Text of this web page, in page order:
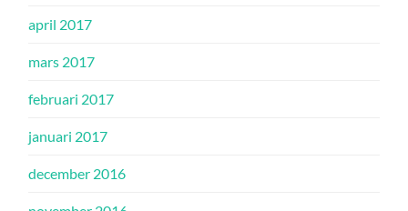
april 2017
mars 2017
februari 2017
januari 2017
december 2016